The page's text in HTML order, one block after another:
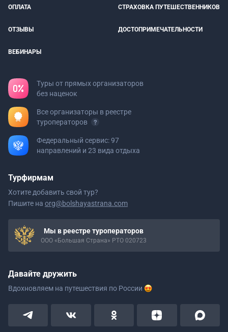
ОПЛАТА СТРАХОВКА ПУТЕШЕСТВЕННИКОВ
ОТЗЫВЫ ДОСТОПРИМЕЧАТЕЛЬНОСТИ
ВЕБИНАРЫ
Туры от прямых организаторов
без наценок
Все организаторы в реестре
туроператоров
Федеральный сервис: 97
направлений и 23 вида отдыха
Турфирмам
Хотите добавить свой тур?
Пишите на org@bolshayastrana.com
Мы в реестре туроператоров
ООО «Большая Страна» РТО 020723
Давайте дружить
Вдохновляем на путешествия по России